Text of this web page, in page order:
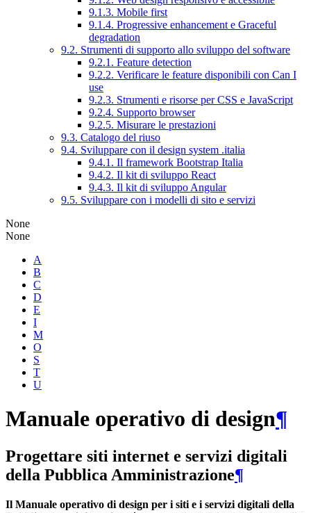
9.1.3. Mobile first
9.1.4. Progressive enhancement e Graceful
degradation
9.2. Strumenti di supporto allo sviluppo del software
9.2.1. Feature detection
9.2.2. Verificare le feature disponibili con Can I
use
9.2.3. Strumenti e risorse per CSS e JavaScript
9.2.4. Supporto browser
9.2.5. Misurare le prestazioni
9.3. Catalogo del riuso
9.4. Sviluppare con il design system .italia
9.4.1. Il framework Bootstrap Italia
9.4.2. Il kit di sviluppo React
9.4.3. Il kit di sviluppo Angular
9.5. Sviluppare con i modelli di sito e servizi
None
None
A
B
C
D
E
I
M
O
S
T
U
Manuale operativo di design¶
Progettare siti internet e servizi digitali
della Pubblica Amministrazione¶
Il Manuale operativo di design per i siti e i servizi digitali della